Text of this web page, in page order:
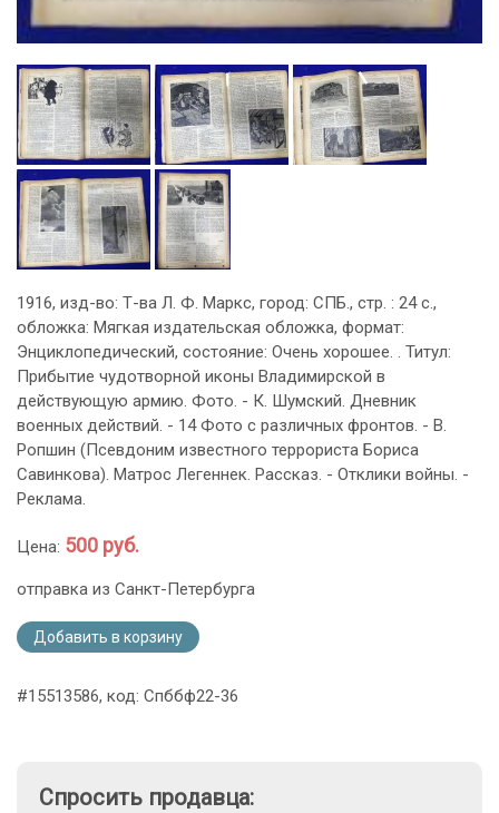
1916, изд-во: Т-ва Л. Ф. Маркс, город: СПБ., стр. : 24 с.,
обложка: Мягкая издательская обложка, формат:
Энциклопедический, состояние: Очень хорошее. . Титул:
Прибытие чудотворной иконы Владимирской в
действующую армию. Фото. - К. Шумский. Дневник
военных действий. - 14 Фото с различных фронтов. - В.
Ропшин (Псевдоним известного террориста Бориса
Савинкова). Матрос Легеннек. Рассказ. - Отклики войны. -
Реклама.
Цена: 500 руб.
отправка из Санкт-Петербурга
Добавить в корзину
#15513586, код: Спббф22-36
Спросить продавца: